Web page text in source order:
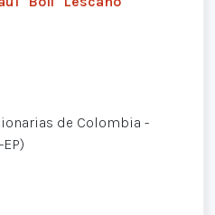
de Colombia -